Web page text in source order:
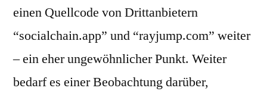
einen Quellcode von Drittanbietern
“socialchain.app” und “rayjump.com” weiter
– ein eher ungewöhnlicher Punkt. Weiter
bedarf es einer Beobachtung darüber,